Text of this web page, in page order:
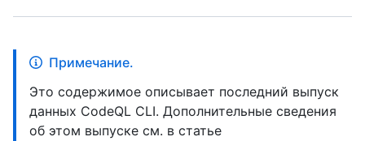
Примечание.
Это содержимое описывает последний выпуск
данных CodeQL CLI. Дополнительные сведения
об этом выпуске см. в статье